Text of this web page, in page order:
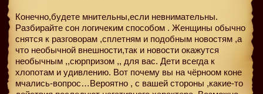
Конечно,будете мнительны,если невнимательны.
Разбирайте сон логичеким способом . Женщины обычно
снятся к разговорам ,сплетням и подобным новостям ,а
что необычной внешности,так и новости окажутся
необычным ,,сюрпризом ,, для вас. Дети всегда к
хлопотам и удивлению. Вот почему вы на чёрноом коне
мчались-вопрос…Вероятно , с вашей стороны ,какие-то